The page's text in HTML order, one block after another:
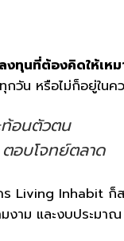
งทุนที่ต้องคิดให้เห
กวัน หรือไม่ก็อยู่ใน
ท้อนตัวตน
ตอบโจทย์ตลาด
คร Living Inhabit
งาม และงบประมา